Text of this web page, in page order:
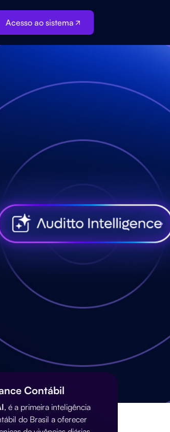
Acesso ao sistema
Contábil
, é a primeira inteligência
do Brasil a oferecer